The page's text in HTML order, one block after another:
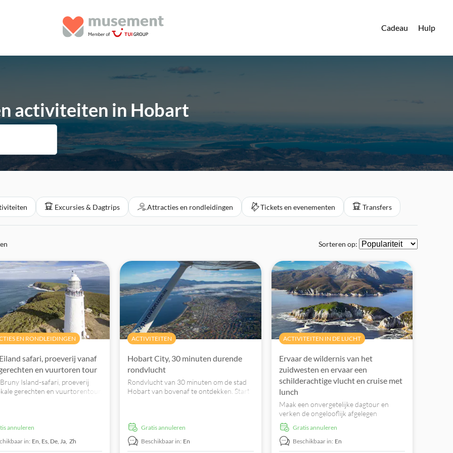
Cadeau Hulp
activiteiten in Hobart
Excursies & Dagtrips Attracties en rondleidingen Tickets en evenementen Transfers
Sorteren op:
EN RONDLEIDINGEN
safari, proeverij vanaf
en vuurtoren tour
Island-safari, proeverij
gerechten en vuurtorentour.
annuleren
in: En, Es, De, Ja, Zh
ACTIVITEITEN
Hobart City, 30 minuten durende
rondvlucht
Rondvlucht van 30 minuten om de stad
Hobart van bovenaf te ontdekken. Start
zoals Tasman Bridge, de noordelijke
buitenwijken en nog veel meer!
Gratis annuleren
Beschikbaar in: En
ACTIVITEITEN IN DE LUCHT
Ervaar de wildernis van het
zuidwesten en ervaar een
schilderachtige vlucht en cruise met
lunch
Maak een onvergetelijke dagtour en
verken de ongelooflijk afgelegen
waterwegen en de wildernis van Bathurst
Harbour / Port Davey met fijne
Tasmaanse producten, waaronder lokale
wijnen, een boottocht, vluchten en korte
Gratis annuleren
Beschikbaar in: En